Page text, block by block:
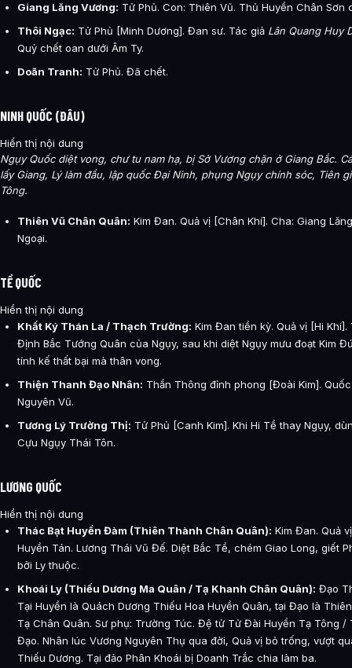
Giang Lăng Vương: Tử Phủ. Con: Thiên Vũ. Thủ Huyền Chân
Thôi Ngạc: Tử Phủ [Minh Dương]. Đan sư. Tác giả Lân Quang Huy
Quỷ chết oan dưới Âm Ty.
Doãn Tranh: Tử Phủ. Đã chết.
NINH QUỐC (ĐÂU)
Hiển thị nội dung
Ngụy Quốc diệt vong, chư tu nam hạ, bị Sở Vương chặn ở Giang Bắc.
lấy Giang, Lý làm đầu, lập quốc Đại Ninh, phụng Ngụy chính sóc, Tiên
Tông.
Thiên Vũ Chân Quân: Kim Đan. Quả vị [Chân Khí]. Cha: Giang
Ngoại.
TỀ QUỐC
Hiển thị nội dung
Khất Ký Thán La / Thạch Trường: Kim Đan tiền kỳ. Quả vị [Hi
Định Bắc Tướng Quân của Ngụy, sau khi diệt Ngụy mưu đoạt Kim
tính kế thất bại mà thân vong.
Thiện Thanh Đạo Nhân: Thần Thông đỉnh phong [Đoài Kim].
Nguyên Vũ.
Tương Lý Trường Thị: Tử Phủ [Canh Kim]. Khi Hi Tề thay Ngụy,
Cựu Ngụy Thái Tôn.
LƯƠNG QUỐC
Hiển thị nội dung
Thác Bạt Huyền Đàm (Thiên Thành Chân Quân): Kim Đan. Quả
Huyền Tán. Lương Thái Vũ Đế. Diệt Bắc Tề, chém Giao Long, giết
bởi Ly thuộc.
Khoái Ly (Thiếu Dương Ma Quân / Tạ Khanh Chân Quân): Đạo
Tại Huyền là Quách Dương Thiếu Hoa Huyền Quân, tại Đạo là
Tạ Chân Quân. Sư phụ: Trường Túc. Đệ tử Tử Đài Huyền Tạ Tông
Đạo. Nhân lúc Vương Nguyên Thụ qua đời, Quả vị bỏ trống, vượt
Thiếu Dương. Tại đảo Phân Khoái bị Doanh Trắc chia làm ba.